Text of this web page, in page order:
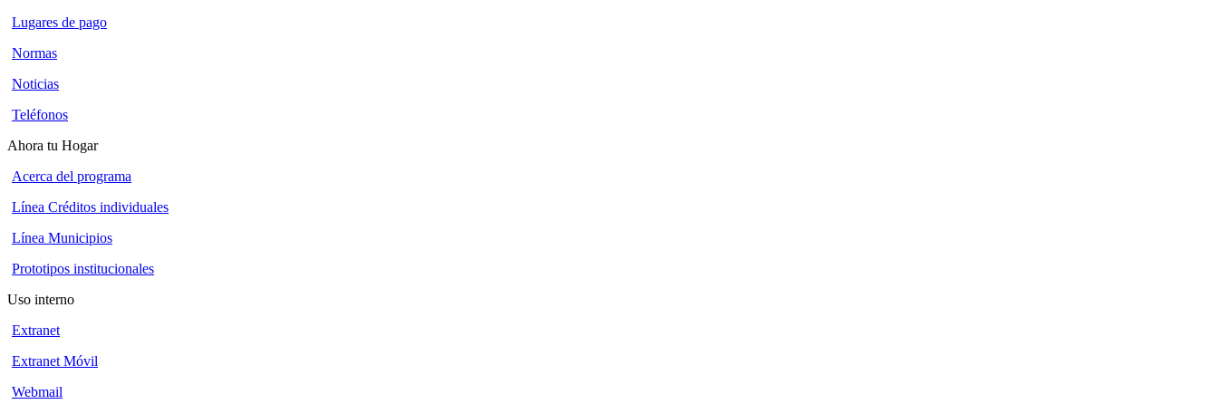
Lugares de pago
Normas
Noticias
Teléfonos
Ahora tu Hogar
Acerca del programa
Línea Créditos individuales
Línea Municipios
Prototipos institucionales
Uso interno
Extranet
Extranet Móvil
Webmail